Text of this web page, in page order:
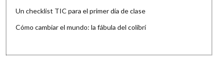
Un checklist TIC para el primer día de clase
Cómo cambiar el mundo: la fábula del colibrí